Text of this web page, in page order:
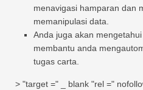
menavigasi hamparan dan
memanipulasi data.
Anda juga akan
membantu anda
tugas carta.
> "target =" _ blank "rel ="